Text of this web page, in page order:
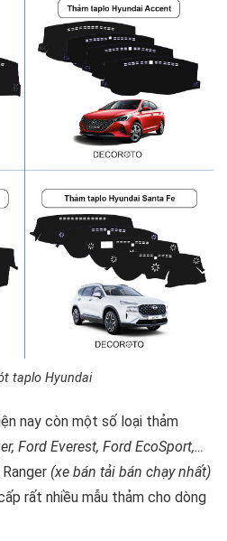
taplo Hyundai
nay còn một số loại thảm
Ford Everest, Ford EcoSport,…
(xe bán tải bán chạy nhất)
rất nhiều mẫu thảm cho dòng